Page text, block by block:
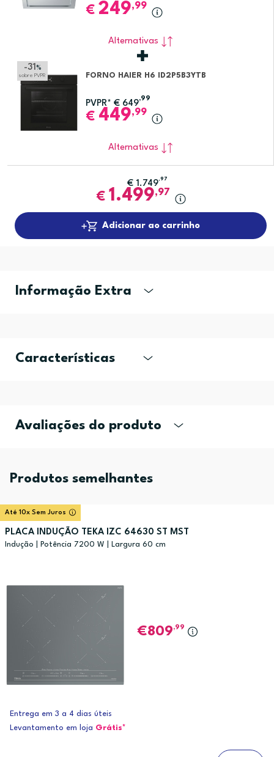
€ 249,99
Alternativas
-31 %
sobre PVPR FORNO HAIER H6 ID2P5B3YTB
PVPR* € 649
,99
€ 449,99
Alternativas
€ 1.749,97
€ 1.499,97
Adicionar ao carrinho
Informação Extra
Características
Avaliações do produto
Produtos semelhantes
Até 10x Sem Juros
PLACA INDUÇÃO TEKA IZC 64630 ST MST
Indução | Potência 7200 W | Largura 60 cm
809,99
Entrega em 3 a 4 dias úteis
Levantamento em loja Grátis*